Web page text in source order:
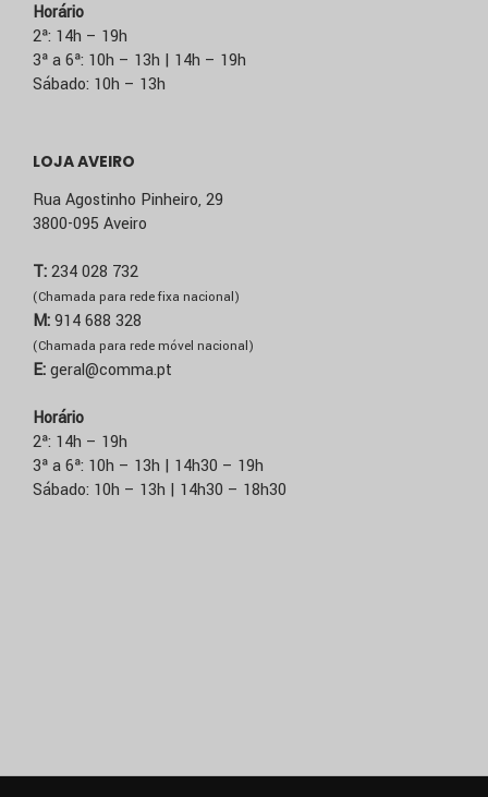
Horário
2ª: 14h – 19h
3ª a 6ª: 10h – 13h | 14h – 19h
Sábado: 10h – 13h
LOJA AVEIRO
Rua Agostinho Pinheiro, 29
3800-095 Aveiro
T:234 028 732
(Chamada para rede fixa nacional)
M:914 688 328
(Chamada para rede móvel nacional)
E:geral@comma.pt
Horário
2ª: 14h – 19h
3ª a 6ª: 10h – 13h | 14h30 – 19h
Sábado: 10h – 13h | 14h30 – 18h30